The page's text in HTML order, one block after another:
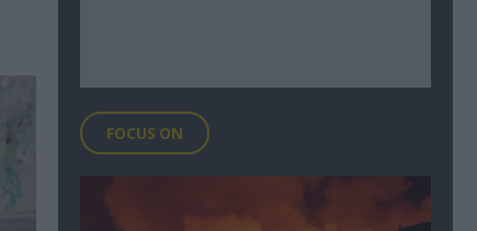
FOCUS ON